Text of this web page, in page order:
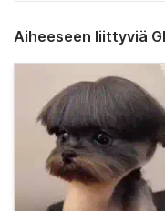
Aiheeseen liittyviä